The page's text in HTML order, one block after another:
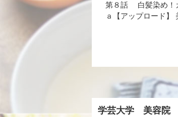
第８話 白髪染め！
ａ【アップロード
学芸大学 美容院